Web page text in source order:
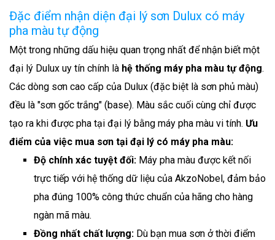
Đặc điểm nhận diện đại lý sơn Dulux có máy
pha màu tự động
Một trong những dấu hiệu quan trọng nhất để nhận biết một
đại lý Dulux uy tín chính là hệ thống máy pha màu tự động.
Các dòng sơn cao cấp của Dulux (đặc biệt là sơn phủ màu)
đều là "sơn gốc trắng" (base). Màu sắc cuối cùng chỉ được
tạo ra khi được pha tại đại lý bằng máy pha màu vi tính. Ưu
điểm của việc mua sơn tại đại lý có máy pha màu:
Độ chính xác tuyệt đối: Máy pha màu được kết nối
trực tiếp với hệ thống dữ liệu của AkzoNobel, đảm bảo
pha đúng 100% công thức chuẩn của hãng cho hàng
ngàn mã màu.
Đồng nhất chất lượng: Dù bạn mua sơn ở thời điểm